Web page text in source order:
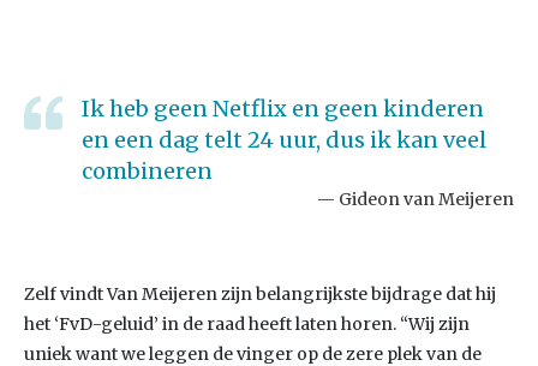
Ik heb geen Netflix en geen kinderen
en een dag telt 24 uur, dus ik kan veel
combineren
Gideon van Meijeren
Zelf vindt Van Meijeren zijn belangrijkste bijdrage dat hij
het ‘FvD-geluid’ in de raad heeft laten horen. “Wij zijn
uniek want we leggen de vinger op de zere plek van de